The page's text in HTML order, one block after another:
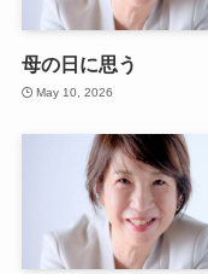
母の日に思う
May 10, 2026